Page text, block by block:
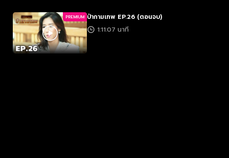
PREMIUM ป่ากามเทพ EP.26 (ตอนจบ)
1:11:07 นาที